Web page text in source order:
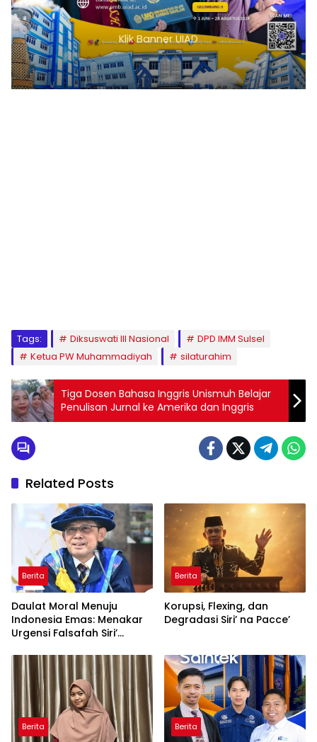
Klik Banner UIAD
Tags: Diksuswati III Nasional
DPD IMM Sulsel
Ketua PW Muhammadiyah​
silaturahim
Tiga Dosen Bahasa Inggris Unismuh Belajar
Penulisan Jurnal ke Amerika dan Inggris
Related Posts
Berita
Daulat Moral Menuju
Indonesia Emas: Menakar
Urgensi Falsafah Siri’
Ancaman Kleptokrasi
Berita
Korupsi, Flexing, dan
Degradasi Siri’ na Pacce’
Berita Berita